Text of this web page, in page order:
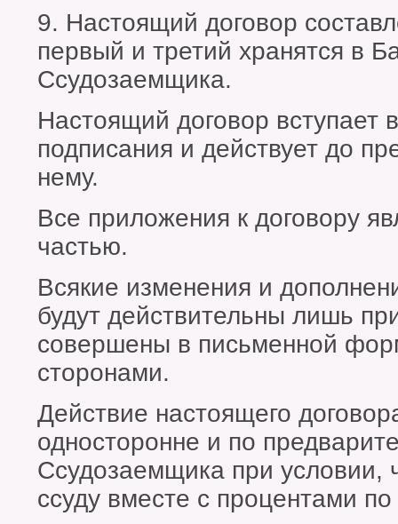
9. Настоящий договор
первый и третий хранятся в
Ссудозаемщика.
Настоящий договор вступает
подписания и действует до
нему.
Все приложения к договору
частью.
Всякие изменения и
будут действительны лишь
совершены в письменной
сторонами.
Действие настоящего
односторонне и по
Ссудозаемщика при условии,
ссуду вместе с процентами